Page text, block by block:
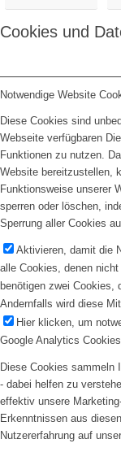
Cookies und
Notwendige Website
Diese Cookies sind
Webseite verfügbaren
Funktionen zu nutzen.
Website bereitzustellen,
Funktionsweise unserer
sperren oder löschen,
Sperrung aller Cookies
Aktivieren, damit die
alle Cookies, denen
benötigen zwei Cookies,
Andernfalls wird diese
Hier klicken, um
Google Analytics Cookies
Diese Cookies sammeln
- dabei helfen zu
effektiv unsere
Erkenntnissen aus
Nutzererfahrung auf